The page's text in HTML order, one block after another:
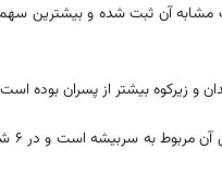
نسبت به مدت مشابه آن ثبت شده و
و زیرکوه بیشتر از پسران بوده
وی